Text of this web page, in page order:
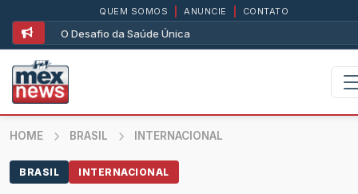
O Desafio da Saúde Única
QUEM SOMOS ANUNCIE CONTATO
HOME BRASIL INTERNACIONAL
BRASIL INTERNACIONAL